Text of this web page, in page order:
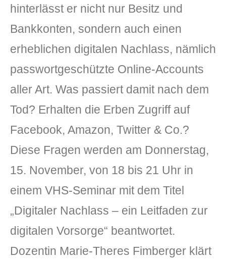
hinterlässt er nicht nur Besitz und
Bankkonten, sondern auch einen
erheblichen digitalen Nachlass, nämlich
passwortgeschützte Online-Accounts
aller Art. Was passiert damit nach dem
Tod? Erhalten die Erben Zugriff auf
Facebook, Amazon, Twitter & Co.?
Diese Fragen werden am Donnerstag,
15. November, von 18 bis 21 Uhr in
einem VHS-Seminar mit dem Titel
„Digitaler Nachlass – ein Leitfaden zur
digitalen Vorsorge“ beantwortet.
Dozentin Marie-Theres Fimberger klärt